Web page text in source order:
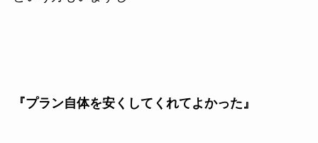
『プラン自体を安くしてくれてよかった』